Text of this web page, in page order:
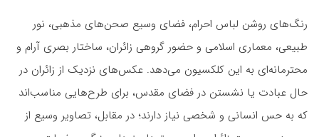
رنگ‌های روشن لباس احرام، فضای وسیع صحن‌های مذهبی، نور
طبیعی، معماری اسلامی و حضور گروهی زائران، ساختار بصری آرام و
محترمانه‌ای به این کلکسیون می‌دهد. عکس‌های نزدیک از زائران در
حال عبادت یا نشستن در فضای مقدس، برای طرح‌هایی مناسب‌اند
که به حس انسانی و شخصی نیاز دارند؛ در مقابل، تصاویر وسیع از